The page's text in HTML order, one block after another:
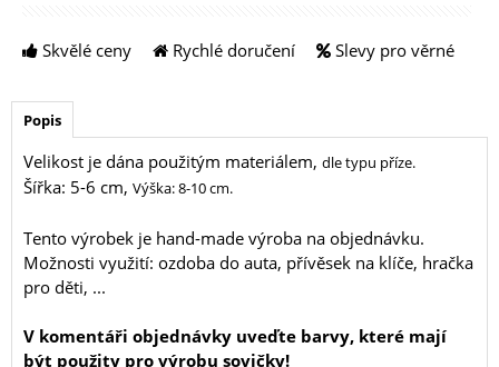
Skvělé ceny Rychlé doručení Slevy pro věrné
Popis
Velikost je dána použitým materiálem, dle typu příze.
Šířka: 5-6 cm, Výška: 8-10cm.
Tento výrobek je hand-made výroba na objednávku.
Možnosti využití: ozdoba do auta, přívěsek na klíče, hračka
pro děti, ...
V komentáři objednávky uveďte barvy, které mají
být použity pro výrobu sovičky!